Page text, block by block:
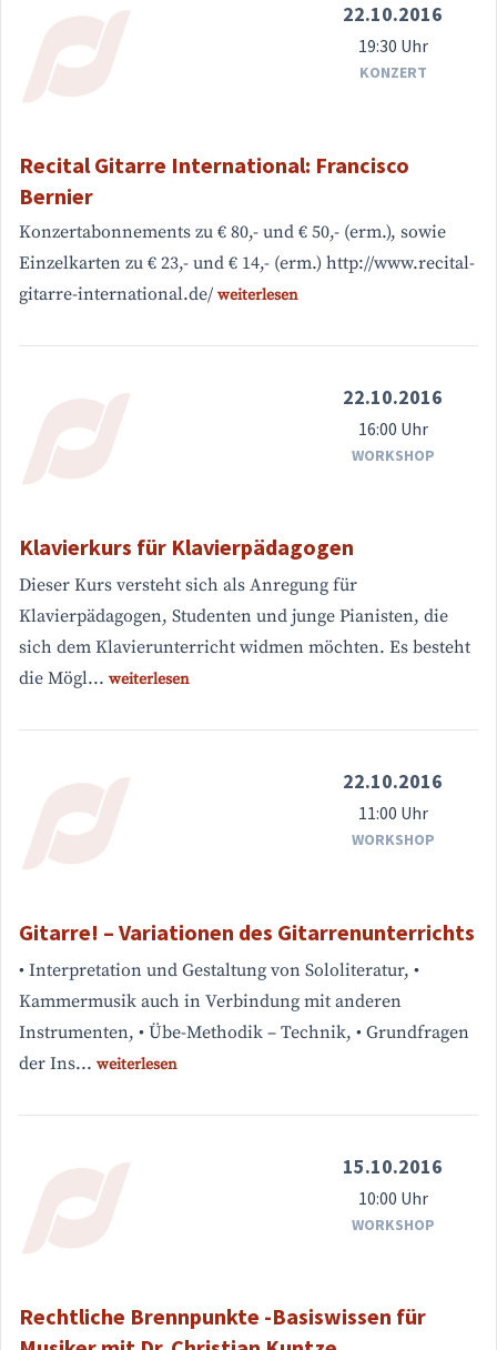
22.10.2016
19:30 Uhr
KONZERT
Recital Gitarre International: Francisco
Bernier
Konzertabonnements zu € 80,- und € 50,- (erm.), sowie
Einzelkarten zu € 23,- und € 14,- (erm.) http://www.recital-
gitarre-international.de/ weiterlesen
22.10.2016
16:00 Uhr
WORKSHOP
Klavierkurs für Klavierpädagogen
Dieser Kurs versteht sich als Anregung für
Klavierpädagogen, Studenten und junge Pianisten, die
sich dem Klavierunterricht widmen möchten. Es besteht
die Mögl... weiterlesen
22.10.2016
11:00 Uhr
WORKSHOP
Gitarre! – Variationen des Gitarrenunterrichts
• Interpretation und Gestaltung von Sololiteratur, •
Kammermusik auch in Verbindung mit anderen
Instrumenten, • Übe-Methodik – Technik, • Grundfragen
der Ins... weiterlesen
15.10.2016
10:00 Uhr
WORKSHOP
Rechtliche Brennpunkte -Basiswissen für